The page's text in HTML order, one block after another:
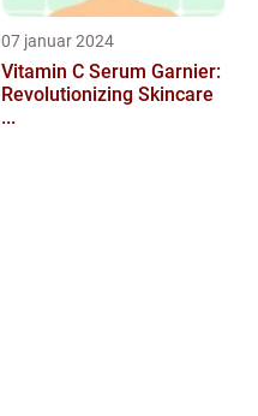
07 januar 2024
Vitamin C Serum Garnier:
Revolutionizing Skincare
...